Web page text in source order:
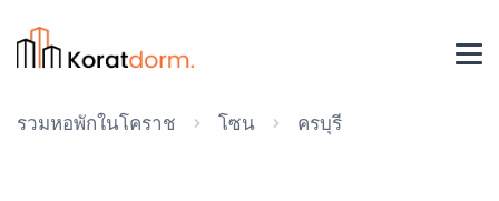
รวมหอพักในโคราช โซน ครบุรี